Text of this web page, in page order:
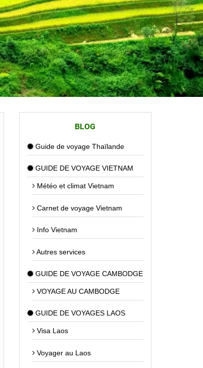
BLOG
Guide de voyage Thaïlande
GUIDE DE VOYAGE VIETNAM
Météo et climat Vietnam
Carnet de voyage Vietnam
Info Vietnam
Autres services
GUIDE DE VOYAGE CAMBODGE
VOYAGE AU CAMBODGE
GUIDE DE VOYAGES LAOS
Visa Laos
Voyager au Laos